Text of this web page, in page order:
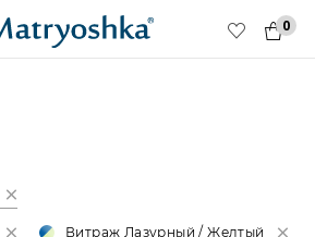
0
Витраж Лазурный / Желтый